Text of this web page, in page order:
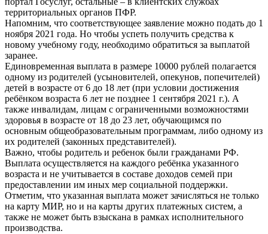
территориальных органов ПФР.
Напомним, что соответствующее заявление можно подать до 1
ноября 2021 года. Но чтобы успеть получить средства к
новому учебному году, необходимо обратиться за выплатой
заранее.
Единовременная выплата в размере 10000 рублей полагается
одному из родителей (усыновителей, опекунов, попечителей)
детей в возрасте от 6 до 18 лет (при условии достижения
ребёнком возраста 6 лет не позднее 1 сентября 2021 г.). А
также инвалидам, лицам с ограниченными возможностями
здоровья в возрасте от 18 до 23 лет, обучающимся по
основным общеобразовательным программам, либо одному из
их родителей (законных представителей).
Важно, чтобы родитель и ребенок были гражданами РФ.
Выплата осуществляется на каждого ребёнка указанного
возраста и не учитывается в составе доходов семей при
предоставлении им иных мер социальной поддержки.
Отметим, что указанная выплата может зачисляться не только
на карту МИР, но и на карты других платежных систем, а
также не может быть взыскана в рамках исполнительного
производства.